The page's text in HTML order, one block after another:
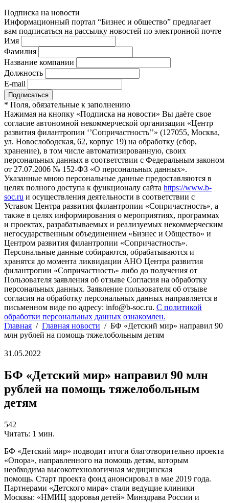
Подписка на новости
Информационный портал “Бизнес и общество” предлагает
вам подписаться на рассылку новостей по электронной почте
Имя
Фамилия
Название компании
Должность
E-mail
* Поля, обязательные к заполнению
Нажимая на кнопку «Подписка на новости» Вы даёте свое
согласие автономной некоммерческой организации «Центр
развития филантропии ‘’Сопричастность’’» (127055, Москва,
ул. Новослободская, 62, корпус 19) на обработку (сбор,
хранение), в том числе автоматизированную, своих
персональных данных в соответствии с Федеральным законом
от 27.07.2006 № 152-ФЗ «О персональных данных».
Указанные мною персональные данные предоставляются в
целях полного доступа к функционалу сайта https://www.b-
soc.ru и осуществления деятельности в соответствии с
Уставом Центра развития филантропии «Сопричастность», а
также в целях информирования о мероприятиях, программах
и проектах, разрабатываемых и реализуемых некоммерческим
негосударственным объединением «Бизнес и Общество» и
Центром развития филантропии «Сопричастность».
Персональные данные собираются, обрабатываются и
хранятся до момента ликвидации АНО Центра развития
филантропии «Сопричастность» либо до получения от
Пользователя заявления об отзыве Согласия на обработку
персональных данных. Заявление пользователя об отзыве
согласия на обработку персональных данных направляется в
письменном виде по адресу: info@b-soc.ru. С политикой
обработки персональных данных ознакомлен.
Главная / Главная новости / БФ «Детский мир» направил 90
млн рублей на помощь тяжелобольным детям
31.05.2022
БФ «Детский мир» направил 90 млн
рублей на помощь тяжелобольным
детям
542
Читать: 1 мин.
БФ «Детский мир» подводит итоги благотворительно проекта
«Опора», направленного на помощь детям, которым
необходима высокотехнологичная медицинская
помощь. Старт проекта фонд анонсировал в мае 2019 года.
Партнерами «Детского мира» стали ведущие клиники
Москвы: «НМИЦ здоровья детей» Минздрава России и